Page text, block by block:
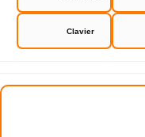
Clavier